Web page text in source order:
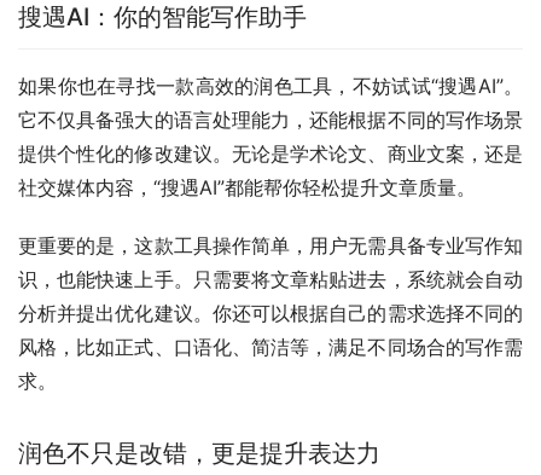
搜遇AI：你的智能写作助手
如果你也在寻找一款高效的润色工具，不妨试试“搜遇AI”。
它不仅具备强大的语言处理能力，还能根据不同的写作场景
提供个性化的修改建议。无论是学术论文、商业文案，还是
社交媒体内容，“搜遇AI”都能帮你轻松提升文章质量。
更重要的是，这款工具操作简单，用户无需具备专业写作知
识，也能快速上手。只需要将文章粘贴进去，系统就会自动
分析并提出优化建议。你还可以根据自己的需求选择不同的
风格，比如正式、口语化、简洁等，满足不同场合的写作需
求。
润色不只是改错，更是提升表达力